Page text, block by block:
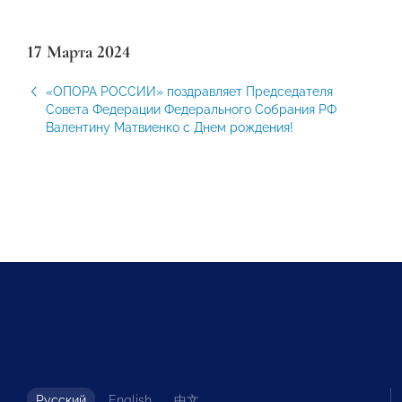
17 Марта 2024
«ОПОРА РОССИИ» поздравляет Председателя
Совета Федерации Федерального Собрания РФ
Валентину Матвиенко с Днем рождения!